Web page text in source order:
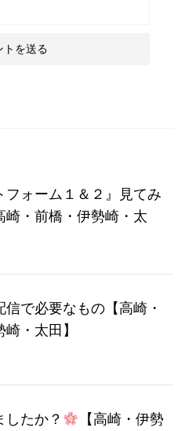
フォーム１＆２』見てみ
崎・前橋・伊勢崎・太
信で必要なもの【高崎・
・太田】
したか？
【高崎・伊勢